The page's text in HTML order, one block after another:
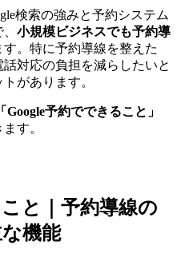
検索の強みと予約システム
小規模ビジネスでも予約導
す。特に予約導線を整えた
対応の負担を減らしたいと
があります。
「Google予約でできること」
す。
と｜予約導線の
機能